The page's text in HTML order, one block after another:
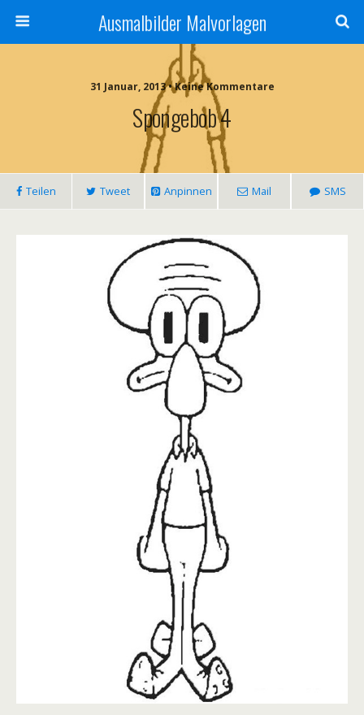
Ausmalbilder Malvorlagen
31 Januar, 2013 • Keine Kommentare
Spongebob 4
Teilen Tweet Anpinnen Mail SMS